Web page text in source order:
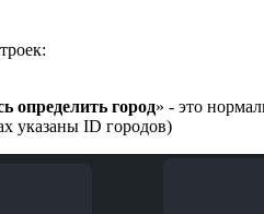
определить город» - это
указаны ID городов)